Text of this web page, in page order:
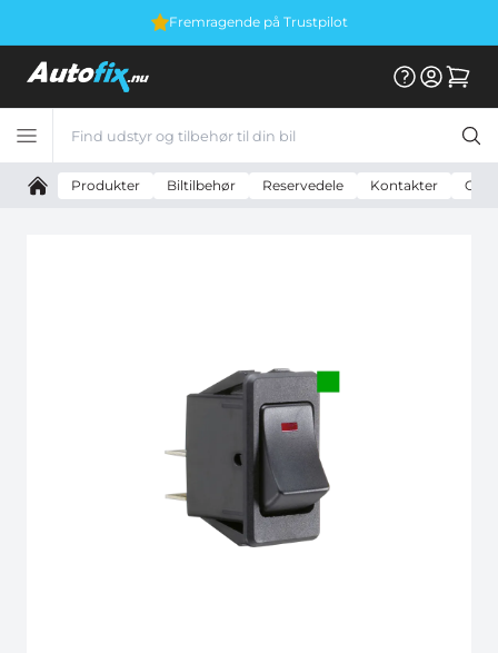
Fremragende på Trustpilot
Produkter Biltilbehør Reservedele Kontakter On -